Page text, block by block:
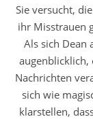
Sie versucht,
ihr Misstrauen
Als sich Dean
Nachrichten
sich wie
klarstellen,